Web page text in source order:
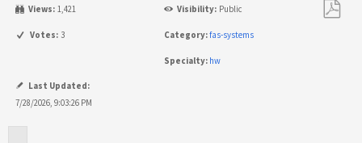
Views: 1,421 Visibility: Public
Votes: 3 Category:fas-systems
Specialty: hw
Last Updated:
7/28/2026, 9:03:26 PM